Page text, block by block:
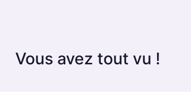
Vous avez tout vu !